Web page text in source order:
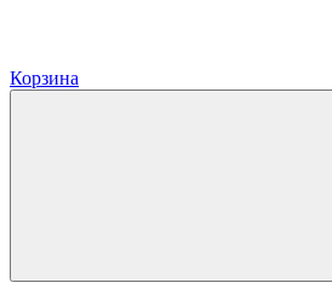
Корзина